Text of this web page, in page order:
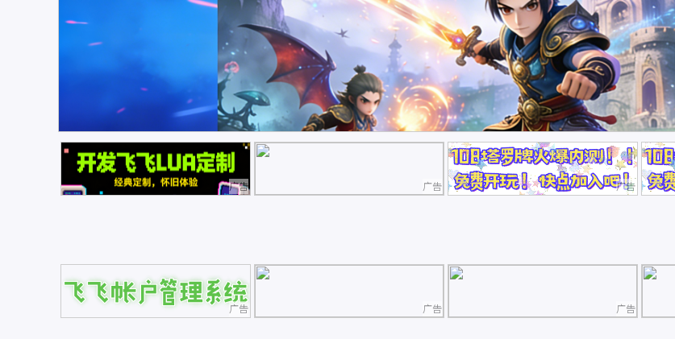
广告 广告 广告
广告 广告 广告